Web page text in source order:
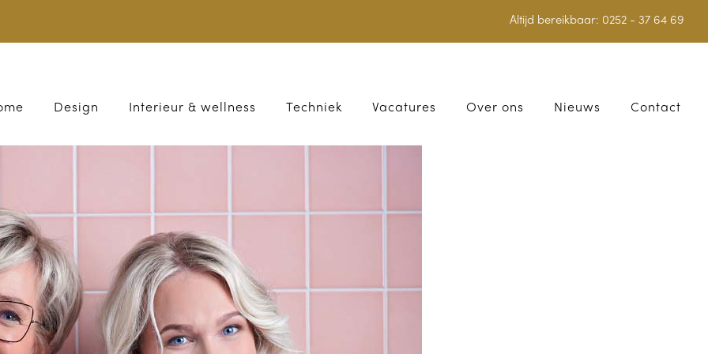
Altijd bereikbaar: 0252 - 37 64 69
Design Interieur & wellness Techniek Vacatures Over ons Nieuws Contact